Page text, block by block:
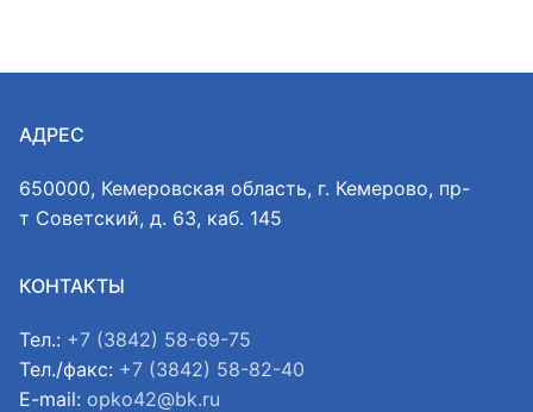
АДРЕС
650000, Кемеровская область, г. Кемерово, пр-
т Советский, д. 63, каб. 145
КОНТАКТЫ
Тел.: +7 (3842) 58-69-75
Тел./факс: +7 (3842) 58-82-40
E-mail: opko42@bk.ru